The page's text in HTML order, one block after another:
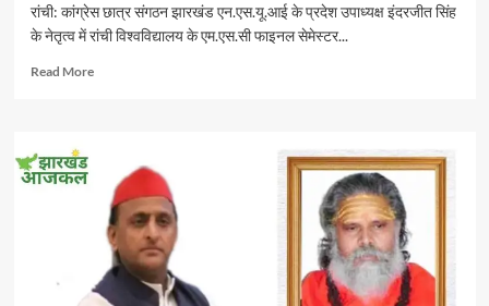
रांची: कांग्रेस छात्र संगठन झारखंड एन.एस.यू.आई के प्रदेश उपाध्यक्ष इंदरजीत सिंह
के नेतृत्व में रांची विश्वविद्यालय के एम.एस.सी फाइनल सेमेस्टर...
Read MoreRead
विभिन्न
लेकर
रांची
विश्वविद्यालय
की